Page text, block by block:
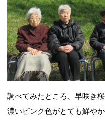
調べてみたところ、早咲き
濃いピンク色がとても鮮や
前
後
の